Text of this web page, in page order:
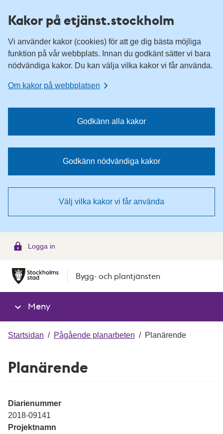
Kakor på etjänst.stockholm
Vi använder kakor (cookies) för att ge dig bästa möjliga
funktion på vår webbplats. Innan du godkänt sätter vi bara
nödvändiga kakor. Du kan välja vilka kakor vi får använda.
Om kakor på webbplatsen
Godkänn alla kakor
Godkänn nödvändiga kakor
Välj vilka kakor vi får använda
Logga in
Bygg- och plantjänsten
Meny
Startsidan / Pågående planarbeten / Planärende
Planärende
Diarienummer
2018-09141
Projektnamn